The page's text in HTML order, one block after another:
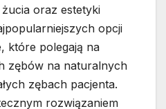
oraz estetyki
opcji
które polegają na
zębów na naturalnych
zębach pacjenta.
rozwiązaniem